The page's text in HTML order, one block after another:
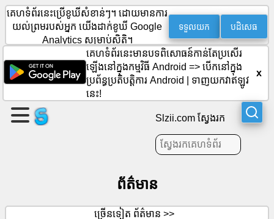
ទំព័រ
មួយ។
បង្កើត
របៀប
គេហទំព័រនេះប្រើខូឃីសំខាន់ៗ។ ដោយមានការ
យល់ព្រមរបស់អ្នក យើងដាក់ខូឃី Google
Analytics សម្រាប់ស្ថិតិ។
ទទួលយក បដិសេធ
គេហទំព័រនេះមានបទពិសោធន៍កាន់តែប្រសើរ
ឡើងនៅក្នុងកម្មវិធី Android => បើកនៅក្នុង
ប្រព័ន្ធប្រតិបត្តិការ Android
ទាញយកវាឥឡូវ
នេះ!
x
Slzii.com ស្វែងរក
ព័ត៌មាន
ច្រើនទៀត ព័ត៌មាន >>